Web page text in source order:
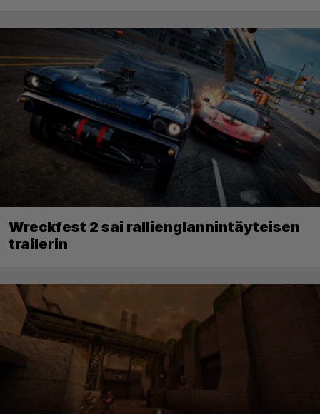
Wreckfest 2 sai rallienglannintäyteisen
trailerin